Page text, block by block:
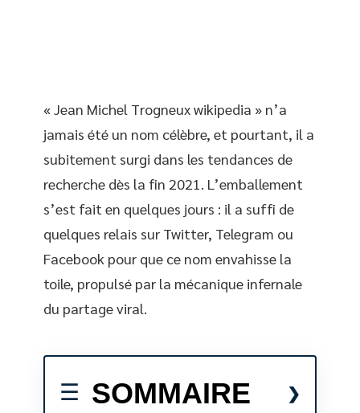
« Jean Michel Trogneux wikipedia » n’a
jamais été un nom célèbre, et pourtant, il a
subitement surgi dans les tendances de
recherche dès la fin 2021. L’emballement
s’est fait en quelques jours : il a suffi de
quelques relais sur Twitter, Telegram ou
Facebook pour que ce nom envahisse la
toile, propulsé par la mécanique infernale
du partage viral.
SOMMAIRE